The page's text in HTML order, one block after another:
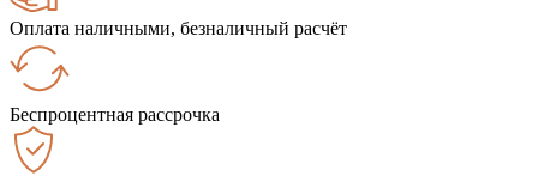
Оплата наличными, безналичный расчёт
Беспроцентная рассрочка